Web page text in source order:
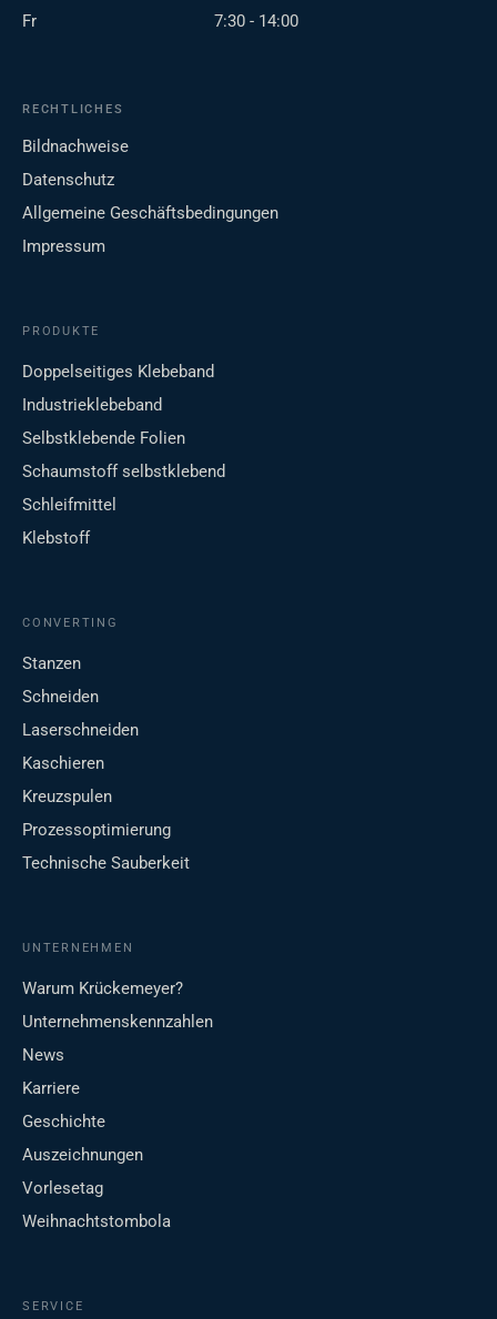
Fr
7:30 - 14:00
RECHTLICHES
Bildnachweise
Datenschutz
Allgemeine Geschäftsbedingungen
Impressum
PRODUKTE
Doppelseitiges Klebeband
Industrieklebeband
Selbstklebende Folien
Schaumstoff selbstklebend
Schleifmittel
Klebstoff
CONVERTING
Stanzen
Schneiden
Laserschneiden
Kaschieren
Kreuzspulen
Prozessoptimierung
Technische Sauberkeit
UNTERNEHMEN
Warum Krückemeyer?
Unternehmenskennzahlen
News
Karriere
Geschichte
Auszeichnungen
Vorlesetag
Weihnachtstombola
SERVICE